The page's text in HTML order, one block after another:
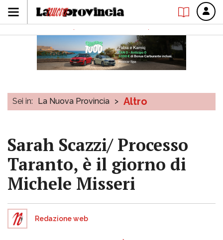
Sei in: La Nuova Provincia > Altro
Sarah Scazzi/ Processo
Taranto, è il giorno di
Michele Misseri
Redazione web